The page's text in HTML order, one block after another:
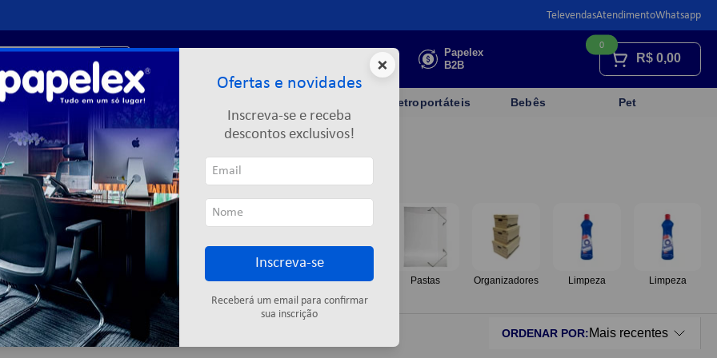
TelevendasAtendimentoWhatsapp
Faça sua
cotação
Papelex
B2B
R$ 0,00
0
Limpeza Informática Eletroportáteis Bebês Pet
Fitas adesivas Descartáveis Colas Elásticos Pastas Organizadores Limpeza Limpeza
8produtos ORDENAR POR Mais recentes
×
Ofertas e novidades
Inscreva-se e receba
descontos exclusivos!
Inscreva-se
Receberá um email para confirmar
sua inscrição